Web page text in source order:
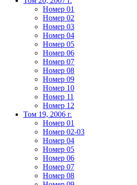
Номер 01
Номер 02
Номер 03
Номер 04
Номер 05
Номер 06
Номер 07
Номер 08
Номер 09
Номер 10
Номер 11
Номер 12
Том 19, 2006 г.
Номер 01
Номер 02-03
Номер 04
Номер 05
Номер 06
Номер 07
Номер 08